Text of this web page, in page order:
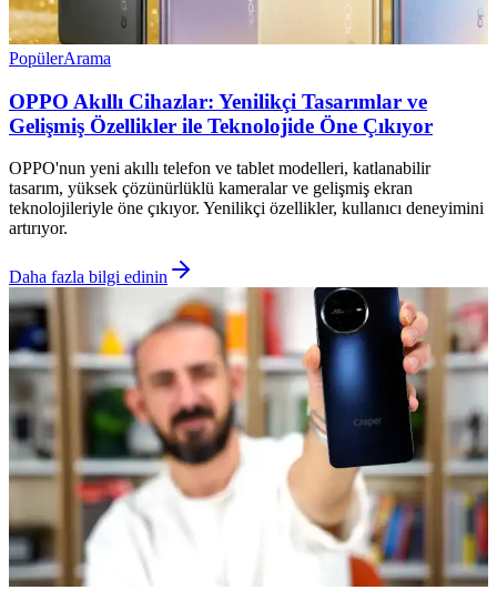
PopülerArama
OPPO Akıllı Cihazlar: Yenilikçi Tasarımlar ve
Gelişmiş Özellikler ile Teknolojide Öne Çıkıyor
OPPO'nun yeni akıllı telefon ve tablet modelleri, katlanabilir
tasarım, yüksek çözünürlüklü kameralar ve gelişmiş ekran
teknolojileriyle öne çıkıyor. Yenilikçi özellikler, kullanıcı deneyimini
artırıyor.
Daha fazla bilgi edinin